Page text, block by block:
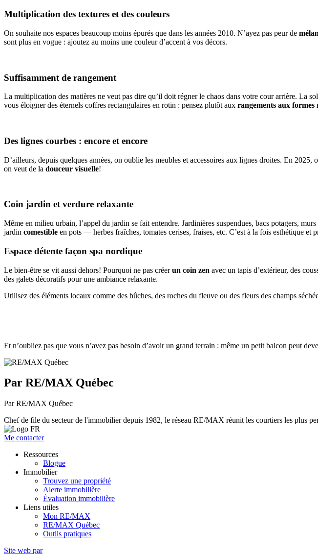
Multiplication des textures et des couleurs
On souhaite nos espaces beaucoup moins épurés que dans les années 2010. N’ayez pas peur de
sont plus en vogue : ajoutez au moins une couleur d’accent à vos décors.
Suffisamment de rangement
La multiplication des matières ne veut pas dire qu’il doit régner le chaos dans votre cour arrière. La
vous éloigner des éternels coffres rectangulaires en rotin : pensez plutôt aux rangements aux formes
Des lignes courbes : encore et encore
D’ailleurs, depuis quelques années, on oublie les meubles et accessoires aux lignes droites. En
on veut de la douceur visuelle!
Coin jardin et verdure relaxante
Même en milieu urbain, l’appel du jardin se fait entendre. Jardinières suspendues, bacs potagers,
jardin comestible en pots — herbes fraîches, tomates cerises, fraises, etc. C’est à la fois esthétique et
Espace détente façon spa nordique
Le bien-être se vit aussi dehors! Pourquoi ne pas créerun coin zen avec un tapis d’extérieur, des
des galets décoratifs pour une ambiance relaxante.
Utilisez des éléments locaux comme des bûches, des roches du fleuve ou des fleurs des champs
Et n’oubliez pas que vous n’avez pas besoin d’avoir un grand terrain : même un petit balcon peut
Par RE/MAX Québec
Par RE/MAX Québec
Chef de file du secteur de l'immobilier depuis 1982, le réseau RE/MAX réunit les courtiers les plus
Me contacter
Ressources
Blogue
Immobilier
Trouvez une propriété
Alerte immobilière
Évaluation immobilière
Liens utiles
Mon RE/MAX
RE/MAX Québec
Outils pratiques
Site web par